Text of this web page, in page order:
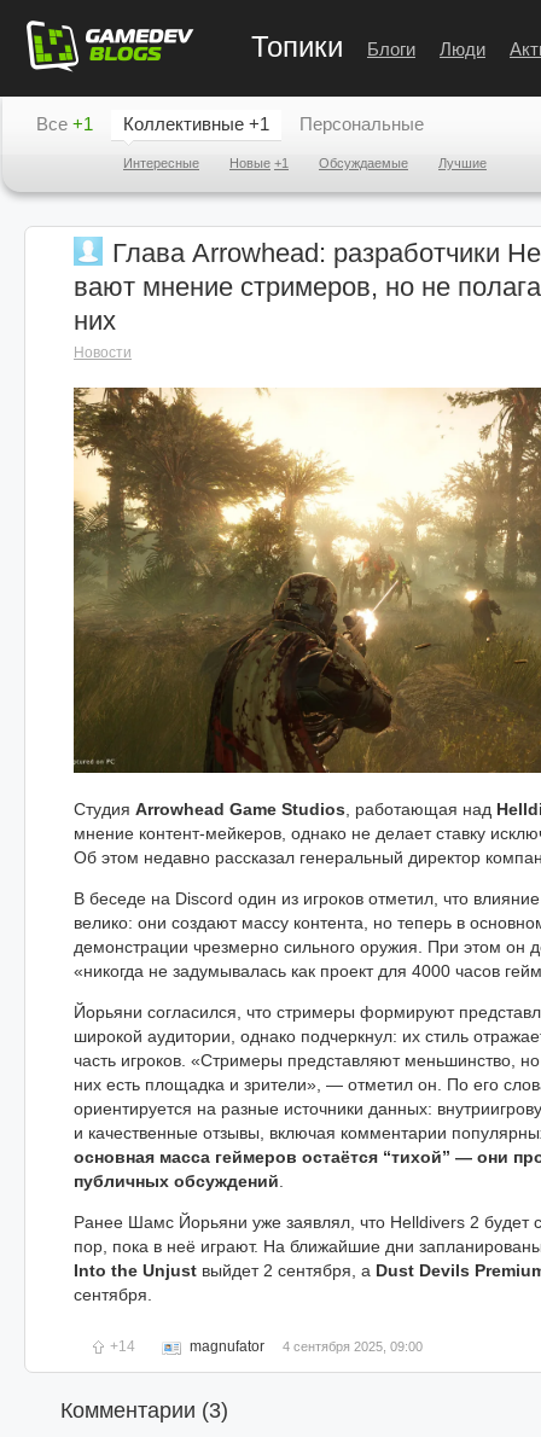
Топики Блоги Люди
Все +1 Коллективные +1
Интересные Новые +1 Обсуждаемые Лучшие
Персональные
Глава Arrowhead: разработчики
вают мнение стримеров, но не
них
Новости
Студия Arrowhead Game Studios, работающая над
мнение контент-мейкеров, однако не делает ставку
Об этом недавно рассказал генеральный директор
В беседе на Discord один из игроков отметил, что
велико: они создают массу контента, но теперь в
демонстрации чрезмерно сильного оружия. При этом он
«никогда не задумывалась как проект для 4000 часов
Йорьяни согласился, что стримеры формируют
широкой аудитории, однако подчеркнул: их стиль
часть игроков. «Стримеры представляют меньшинство, но
них есть площадка и зрители», — отметил он. По его
ориентируется на разные источники данных:
и качественные отзывы, включая комментарии
основная масса геймеров остаётся “тихой” — они
публичных обсуждений.
Ранее Шамс Йорьяни уже заявлял, что Helldivers 2 будет
пор, пока в неё играют. На ближайшие дни
Into the Unjust выйдет 2 сентября, а Dust Devils
сентября.
+14 magnufator 4 сентября 2025, 09:00
Комментарии (3)